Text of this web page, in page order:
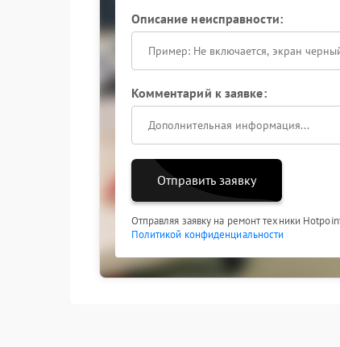
Описание неисправности:
Комментарий к заявке:
Отправить заявку
Отправляя заявку на ремонт техники
Политикой конфиденциальности